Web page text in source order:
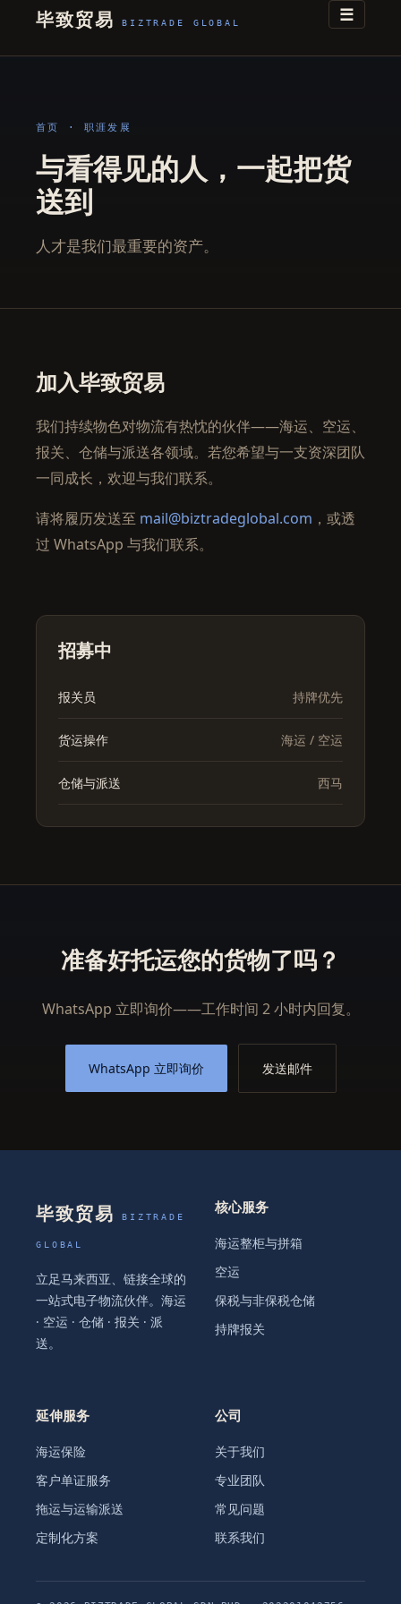
毕致贸易 BIZTRADE GLOBAL ☰
首页 · 职涯发展
与看得见的人，一起把货
送到
人才是我们最重要的资产。
加入毕致贸易
我们持续物色对物流有热忱的伙伴——海运、空运、
报关、仓储与派送各领域。若您希望与一支资深团队
一同成长，欢迎与我们联系。
请将履历发送至 mail@biztradeglobal.com ，或透
过 WhatsApp 与我们联系。
招募中
报关员 持牌优先
货运操作 海运 / 空运
仓储与派送 西马
准备好托运您的货物了吗？
WhatsApp 立即询价——工作时间 2 小时内回复。
WhatsApp 立即询价 发送邮件
毕致贸易 BIZTRADE
GLOBAL
立足马来西亚、链接全球的
一站式电子物流伙伴。海运
· 空运 · 仓储 · 报关 · 派
送。
核心服务
海运整柜与拼箱
空运
保税与非保税仓储
持牌报关
延伸服务
海运保险
客户单证服务
拖运与运输派送
定制化方案
公司
关于我们
专业团队
常见问题
联系我们